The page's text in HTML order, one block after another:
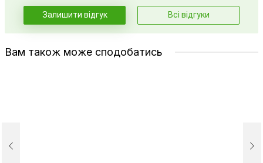
Залишити відгук Всі відгуки
Вам також може сподобатись